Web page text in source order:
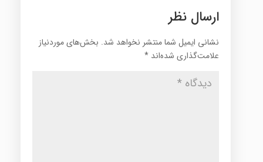
ارسال نظر
نشانی ایمیل شما منتشر نخواهد شد. بخش‌های موردنیاز
علامت‌گذاری شده‌اند *